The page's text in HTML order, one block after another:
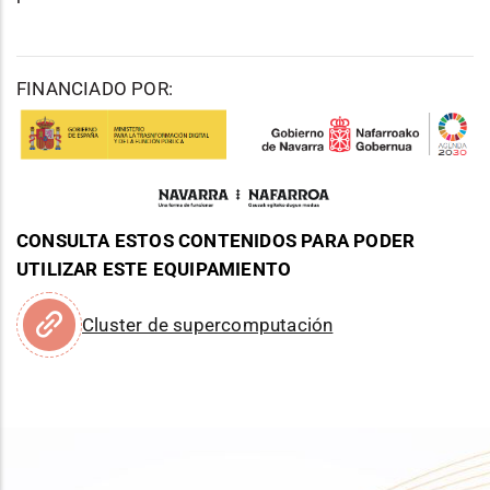
FINANCIADO POR:
CONSULTA ESTOS CONTENIDOS PARA PODER
UTILIZAR ESTE EQUIPAMIENTO
Cluster de supercomputación